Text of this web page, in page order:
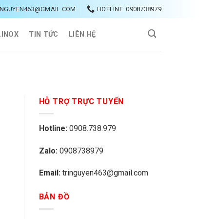
HOTLINE: 0908738979
TIN TỨC LIÊN HỆ
HỖ TRỢ TRỰC TUYẾN
Hotline: 0908.738.979
Zalo: 0908738979
Email: tringuyen463@gmail.com
BẢN ĐỒ